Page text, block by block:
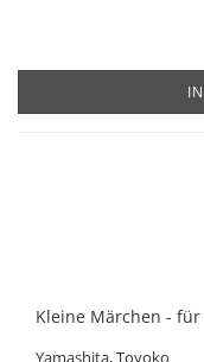
Kleine Märchen -
Yamashita, Toyoko